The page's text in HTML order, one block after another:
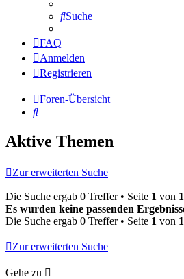
Suche
FAQ
Anmelden
Registrieren
Foren-Übersicht
Suche
Aktive Themen
Zur erweiterten Suche
Die Suche ergab 0 Treffer • Seite 1 von 1
Es wurden keine passenden
Die Suche ergab 0 Treffer • Seite 1 von 1
Zur erweiterten Suche
Gehe zu